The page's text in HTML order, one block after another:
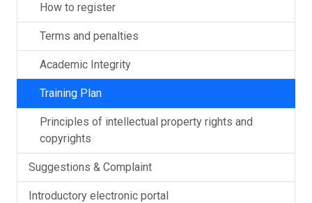
How to register
Terms and penalties
Academic Integrity
Training Plan
Principles of intellectual property rights and
copyrights
Suggestions & Complaint
Introductory electronic portal